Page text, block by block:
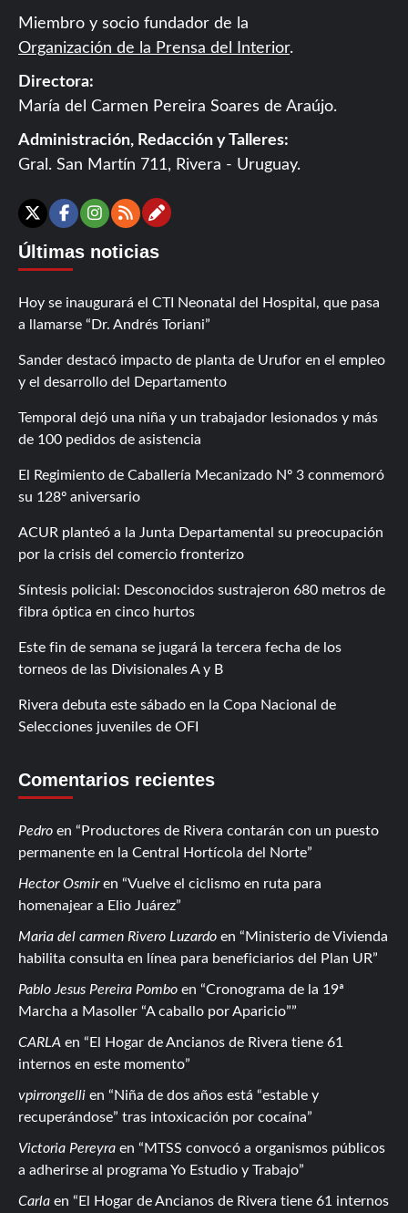
Miembro y socio fundador de la
Organización de la Prensa del Interior.
Directora:
María del Carmen Pereira Soares de Araújo.
Administración, Redacción y Talleres:
Gral. San Martín 711, Rivera - Uruguay.
X Facebook
Instagram
RSSContáctanos
Últimas noticias
Hoy se inaugurará el CTI Neonatal del Hospital, que pasa
a llamarse “Dr. Andrés Toriani”
Sander destacó impacto de planta de Urufor en el empleo
y el desarrollo del Departamento
Temporal dejó una niña y un trabajador lesionados y más
de 100 pedidos de asistencia
El Regimiento de Caballería Mecanizado Nº 3 conmemoró
su 128º aniversario
ACUR planteó a la Junta Departamental su preocupación
por la crisis del comercio fronterizo
Síntesis policial: Desconocidos sustrajeron 680 metros de
fibra óptica en cinco hurtos
Este fin de semana se jugará la tercera fecha de los
torneos de las Divisionales A y B
Rivera debuta este sábado en la Copa Nacional de
Selecciones juveniles de OFI
Comentarios recientes
Pedro en
Productores de Rivera contarán con un puesto
permanente en la Central Hortícola del Norte
Hector Osmiren
Vuelve el ciclismo en ruta para
homenajear a Elio Juárez
Maria del carmen Rivero Luzardo en
Ministerio de Vivienda
habilita consulta en línea para beneficiarios del Plan UR
Pablo Jesus Pereira Pombo en
Cronograma de la 19ª
Marcha a Masoller “A caballo por Aparicio”
CARLA en
El Hogar de Ancianos de Rivera tiene 61
internos en este momento
vpirrongelli en
Niña de dos años está “estable y
recuperándose” tras intoxicación por cocaína
Victoria Pereyra en
MTSS convocó a organismos públicos
a adherirse al programa Yo Estudio y Trabajo
Carla en El Hogar de Ancianos de Rivera tiene 61 internos